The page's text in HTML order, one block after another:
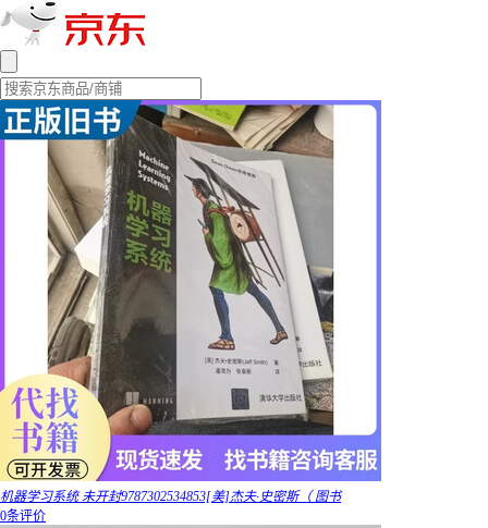
机器学习系统 未开封9787302534853[美]杰夫·史密斯（ 图书
0条评价